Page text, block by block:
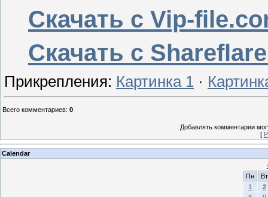
Скачать с Vip-
Скачать с
Прикрепления: Картинка 1 ·
Всего комментариев: 0
Добавлять комментарии
[
Calendar
Пн
Вт
1
2